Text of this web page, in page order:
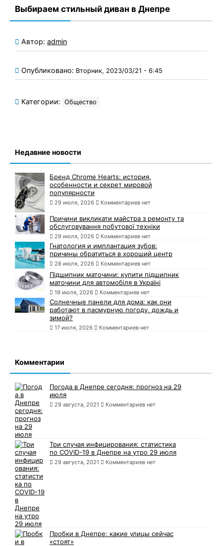
Выбираем стильный диван в Днепре
Автор: admin
Опубликовано: Вторник, 2023/03/21 - 6:45
Категории: Общество
Недавние новости
Бренд Chrome Hearts: история,
особенности и секрет мировой
популярности
29 июля, 2026 Комментариев нет
Причини викликати майстра з ремонту та
обслуговування побутової техніки
29 июля, 2026 Комментариев нет
Гнатология и имплантация зубов:
причины обратиться в хороший центр
28 июля, 2026 Комментариев нет
Підшипник маточини: купити підшипник
маточини для автомобіля в Україні
19 июля, 2026 Комментариев нет
Солнечные панели для дома: как они
работают в пасмурную погоду, дождь и
зимой?
17 июля, 2026 Комментариев нет
Комментарии
Погода в Днепре сегодня: прогноз на 29
июля
29 августа, 2021 Комментариев нет
Три случая инфицирования: статистика
по COVID-19 в Днепре на утро 29 июля
29 августа, 2021 Комментариев нет
Пробки в Днепре: какие улицы сейчас
«стоят»